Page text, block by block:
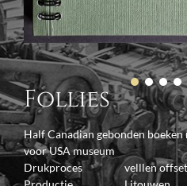
Follies
Half Canadian gebonden
voor USA museum
Drukproces
velllen